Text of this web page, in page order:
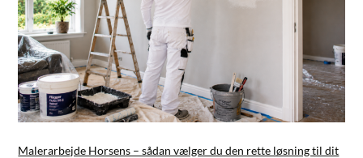
Malerarbejde Horsens – sådan vælger du den rette løsning til dit